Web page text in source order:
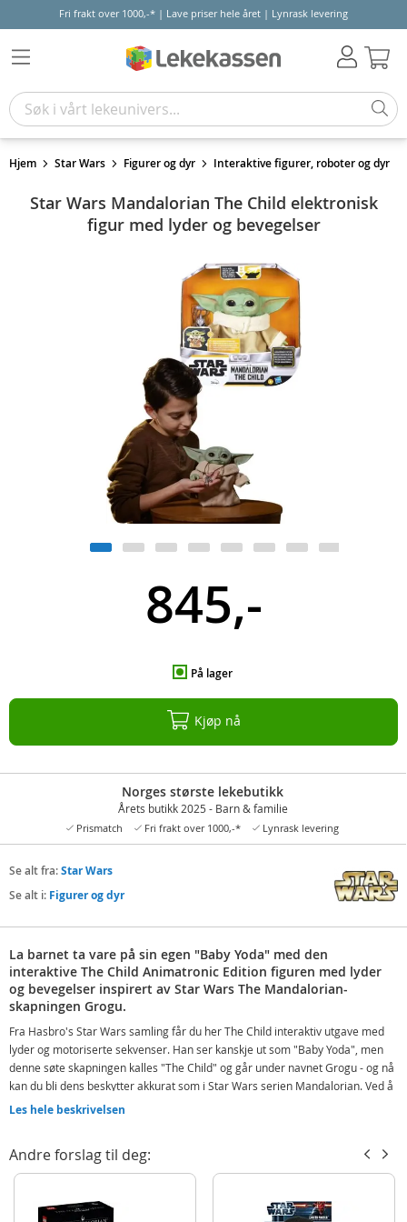
Fri frakt over 1000,-* | Lave priser hele året | Lynrask levering
Hjem Star Wars Figurer og dyr Interaktive figurer, roboter og dyr
Star Wars Mandalorian The Child elektronisk
figur med lyder og bevegelser
845,-
På lager
Kjøp nå
Norges største lekebutikk
Årets butikk 2025 - Barn & familie
Prismatch Fri frakt over 1000,-* Lynrask levering
Se alt fra:Star Wars
Se alt i: Figurer og dyr
La barnet ta vare på sin egen "Baby Yoda" med den
interaktive The Child Animatronic Edition figuren med lyder
og bevegelser inspirert av Star Wars The Mandalorian-
skapningen Grogu.
Fra Hasbro's Star Wars samling får du her The Child interaktiv utgave med
lyder og motoriserte sekvenser. Han ser kanskje ut som "Baby Yoda", men
denne søte skapningen kalles "The Child" og går under navnet Grogu - og nå
kan du bli dens beskytter akkurat som i Star Wars serien Mandalorian. Ved å
berøre toppen av barnets interaktive hode aktiveres over 25 lyder og
beveger seg fram og tilbake og øynene åpner og lukker.
Med over 25 lyd- og bevegelseskombinasjoner
Les hele beskrivelsen
Andre forslag til deg: